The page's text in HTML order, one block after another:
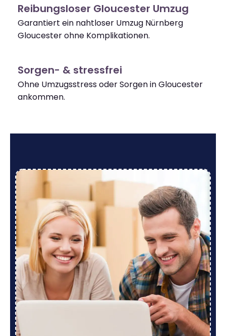
Reibungsloser Gloucester Umzug
Garantiert ein nahtloser Umzug Nürnberg
Gloucester ohne Komplikationen.
Sorgen- & stressfrei
Ohne Umzugsstress oder Sorgen in Gloucester
ankommen.